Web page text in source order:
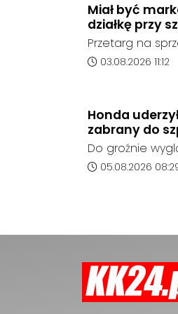
Miał być
działkę przy
Przetarg na
oferent.
Data dodania
03.08.2026 11:12
Honda
zabrany do
Do groźnie
środę rano w
Data dodania
05.08.2026